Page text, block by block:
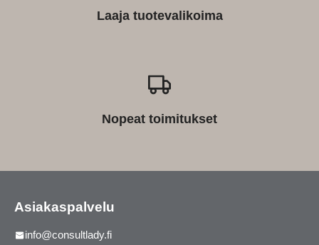
Laaja tuotevalikoima
Nopeat toimitukset
Asiakaspalvelu
info@consultlady.fi